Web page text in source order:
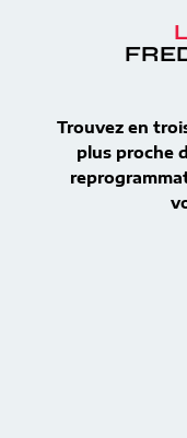
Trouvez en
plus proche